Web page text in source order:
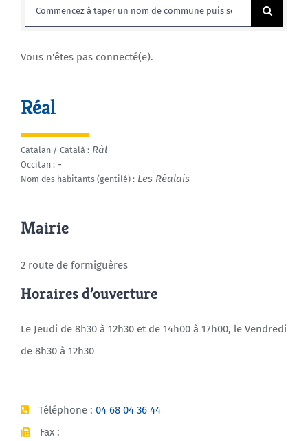
Rechercher:
Vous n'êtes pas connecté(e).
Réal
Catalan / Català : Ràl
Occitan : -
Nom des habitants (gentilé) : Les Réalais
Mairie
2 route de formiguères
Horaires d’ouverture
Le Jeudi de 8h30 à 12h30 et de 14h00 à 17h00, le Vendredi
de 8h30 à 12h30
Téléphone : 04 68 04 36 44
Fax :